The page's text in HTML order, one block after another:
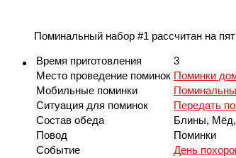
Поминальный набор #1 рассчитан на
Время приготовления
3
Место проведение поминок Поминки
Мобильные поминки
Ситуация для поминок
Передать
Состав обеда
Блины, Мёд,
Повод
Поминки
Событие
День